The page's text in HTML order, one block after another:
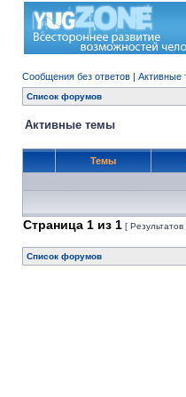
Сообщения без ответов | Активные
Список форумов
Активные темы
Темы
Страница 1 из 1 [ Результатов
Список форумов